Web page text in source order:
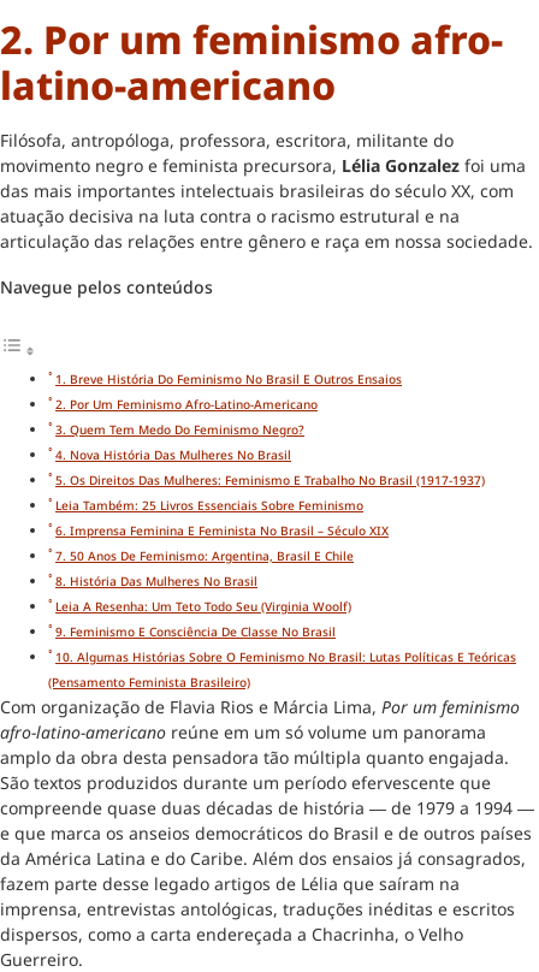
2. Por um feminismo afro-
latino-americano
Filósofa, antropóloga, professora, escritora, militante do
movimento negro e feminista precursora, Lélia Gonzalez foi uma
das mais importantes intelectuais brasileiras do século XX, com
atuação decisiva na luta contra o racismo estrutural e na
articulação das relações entre gênero e raça em nossa sociedade.
Navegue pelos conteúdos
1. Breve História Do Feminismo No Brasil E Outros Ensaios
2. Por Um Feminismo Afro-Latino-Americano
3. Quem Tem Medo Do Feminismo Negro?
4. Nova História Das Mulheres No Brasil
5. Os Direitos Das Mulheres: Feminismo E Trabalho No Brasil (1917-1937)
Leia Também: 25 Livros Essenciais Sobre Feminismo
6. Imprensa Feminina E Feminista No Brasil – Século XIX
7. 50 Anos De Feminismo: Argentina, Brasil E Chile
8. História Das Mulheres No Brasil
Leia A Resenha: Um Teto Todo Seu (Virginia Woolf)
9. Feminismo E Consciência De Classe No Brasil
10. Algumas Histórias Sobre O Feminismo No Brasil: Lutas Políticas E Teóricas
(Pensamento Feminista Brasileiro)
Com organização de Flavia Rios e Márcia Lima, Por um feminismo
afro-latino-americano reúne em um só volume um panorama
amplo da obra desta pensadora tão múltipla quanto engajada.
São textos produzidos durante um período efervescente que
compreende quase duas décadas de história ― de 1979 a 1994 ―
e que marca os anseios democráticos do Brasil e de outros países
da América Latina e do Caribe. Além dos ensaios já consagrados,
fazem parte desse legado artigos de Lélia que saíram na
imprensa, entrevistas antológicas, traduções inéditas e escritos
dispersos, como a carta endereçada a Chacrinha, o Velho
Guerreiro.